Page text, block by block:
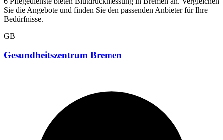
Sie die Angebote und finden Sie den passenden Anbieter für Ihre
Bedürfnisse.
GB
Gesundheitszentrum Bremen